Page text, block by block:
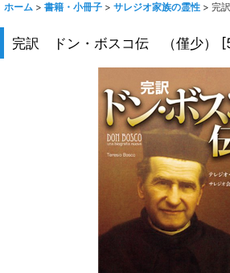
ホーム > 書籍・小冊子 > サレジオ家族の霊性 > 完
完訳 ドン・ボスコ伝 （僅少） [